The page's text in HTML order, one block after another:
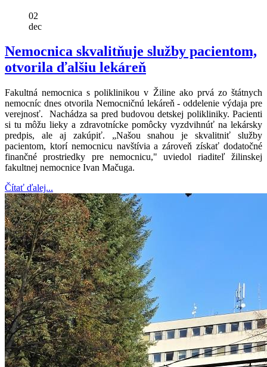
02
dec
Nemocnica skvalitňuje služby pacientom,
otvorila ďalšiu lekáreň
Fakultná nemocnica s poliklinikou v Žiline ako prvá zo štátnych
nemocníc dnes otvorila Nemocničnú lekáreň - oddelenie výdaja pre
verejnosť. Nachádza sa pred budovou detskej polikliniky. Pacienti
si tu môžu lieky a zdravotnícke pomôcky vyzdvihnúť na lekársky
predpis, ale aj zakúpiť. „Našou snahou je skvalitniť služby
pacientom, ktorí nemocnicu navštívia a zároveň získať dodatočné
finančné prostriedky pre nemocnicu," uviedol riaditeľ žilinskej
fakultnej nemocnice Ivan Mačuga.
Čítať ďalej...